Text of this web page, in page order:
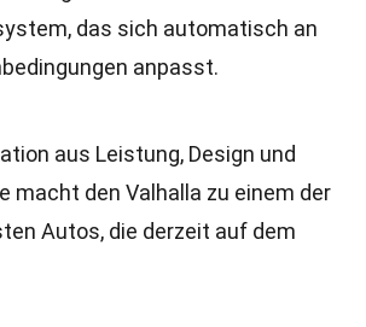
das sich automatisch an
anpasst.
aus Leistung, Design und
macht den Valhalla zu einem der
Autos, die derzeit auf dem